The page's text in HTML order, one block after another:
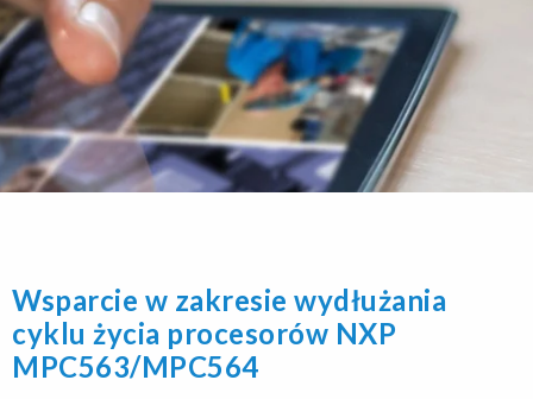
Wsparcie w zakresie wydłużania
cyklu życia procesorów NXP
MPC563/MPC564